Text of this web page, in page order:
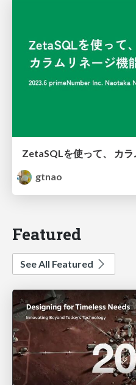
ZetaSQLを使って、 カ
gtnao
Featured
See All Featured